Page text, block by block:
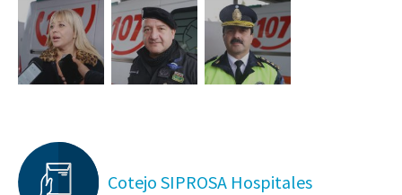
Cotejo SIPROSA Hospitales